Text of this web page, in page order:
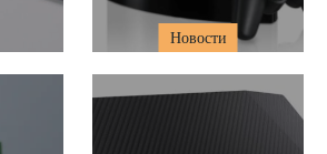
Новости